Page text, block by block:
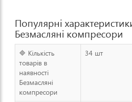
Популярні
Безмасляні компресори
🔷 Кількість
товарів в
наявності
Безмасляні
компресори
34 шт